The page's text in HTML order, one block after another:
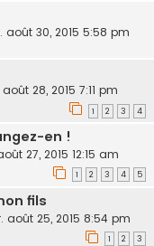
août 30, 2015 5:58 pm
28, 2015 7:11 pm
1 2 3 4
en !
27, 2015 12:15 am
1 2 3 4 5
fils
août 25, 2015 8:54 pm
1 2 3